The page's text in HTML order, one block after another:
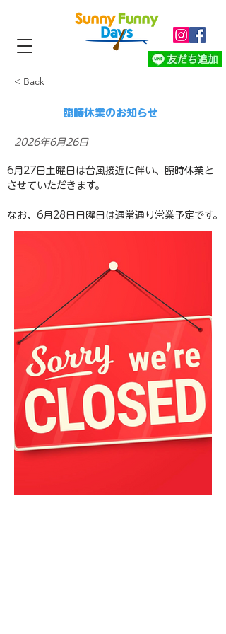
< Back
臨時休業のお知らせ
2026年6月26日
6月27日土曜日は台風接近に伴い、臨時休業と
させていただきます。
なお、6月28日日曜日は通常通り営業予定です。